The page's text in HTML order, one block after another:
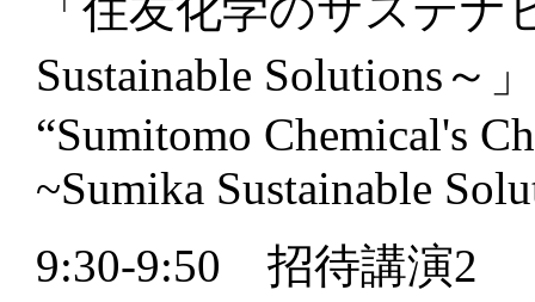
Sustainable Solutions～」
“Sumitomo Chemical's
~Sumika Sustainable
9:30-9:50 招待講演2